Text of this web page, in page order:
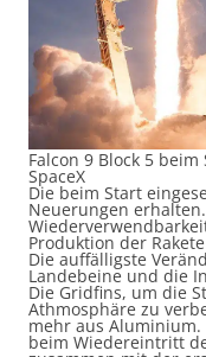
Falcon 9 Block 5
SpaceX
Die beim Start
Neuerungen
Produktion der
Die auffälligste
Landebeine und die
Die Gridfins, um die
Athmosphäre zu
mehr aus
beim Wiedereintritt